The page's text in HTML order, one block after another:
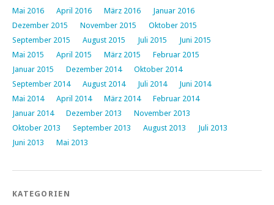
Mai 2016 April 2016 März 2016
Januar 2016
Dezember 2015
November 2015
Oktober 2015
September 2015
August 2015 Juli 2015
Juni 2015
Mai 2015
April 2015 März 2015
Februar 2015
Januar 2015
Dezember 2014
Oktober 2014
September 2014
August 2014 Juli 2014
Juni 2014
Mai 2014
April 2014 März 2014
Februar 2014
Januar 2014
Dezember 2013
November 2013
Oktober 2013
September 2013 August 2013
Juli 2013
Juni 2013
Mai 2013
KATEGORIEN